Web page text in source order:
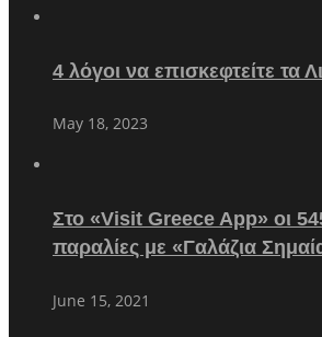
4 λόγοι να επισκεφτείτε τα
May 18, 2023
Στο «Visit Greece App» οι
παραλίες με «Γαλάζια
June 15, 2021